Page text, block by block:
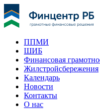
ППМИ
ШИБ
Финансовая
Жилстройсбережения
Календарь
Новости
Контакты
О нас